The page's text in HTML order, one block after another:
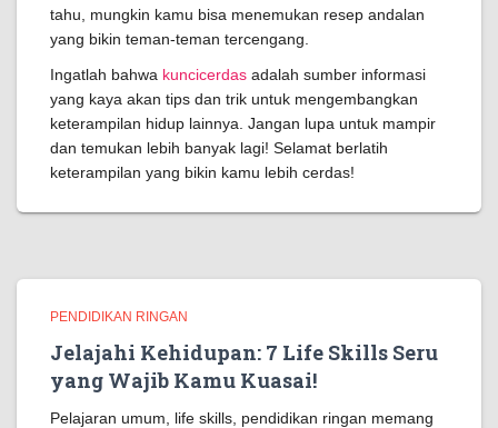
tahu, mungkin kamu bisa menemukan resep andalan
yang bikin teman-teman tercengang.
Ingatlah bahwa kuncicerdas adalah sumber informasi
yang kaya akan tips dan trik untuk mengembangkan
keterampilan hidup lainnya. Jangan lupa untuk mampir
dan temukan lebih banyak lagi! Selamat berlatih
keterampilan yang bikin kamu lebih cerdas!
PENDIDIKAN RINGAN
Jelajahi Kehidupan: 7 Life Skills Seru
yang Wajib Kamu Kuasai!
Pelajaran umum, life skills, pendidikan ringan memang